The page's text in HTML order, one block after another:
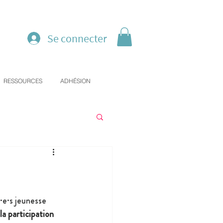
Se connecter
RESSOURCES ADHÉSION
jeunesse
participation